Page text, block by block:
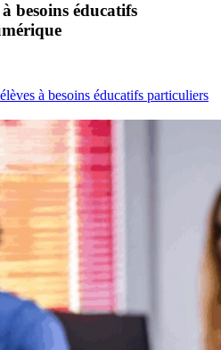
besoins éducatifs
à besoins éducatifs particuliers